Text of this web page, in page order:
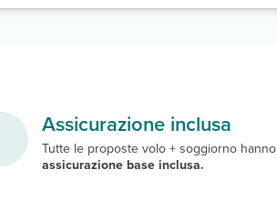
Assicurazione inclusa
Tutte le proposte volo + soggiorno hanno
assicurazione base inclusa.